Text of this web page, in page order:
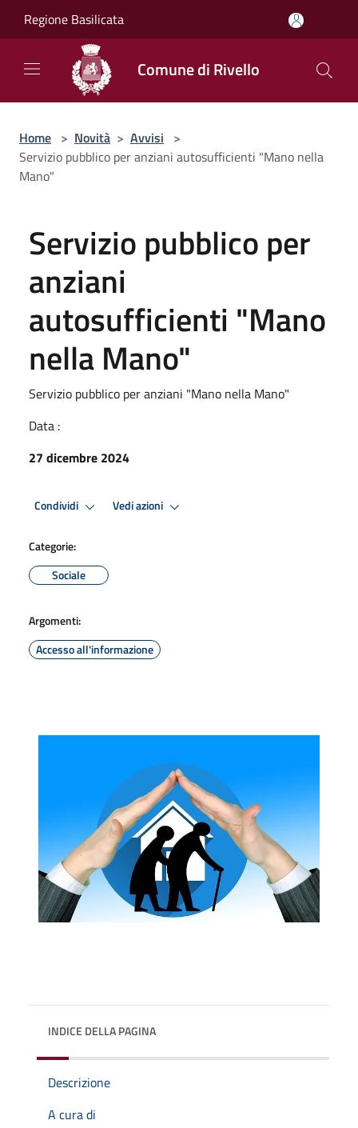
Regione Basilicata
Comune di Rivello
Home > Novità > Avvisi >
Servizio pubblico per anziani autosufficienti "Mano nella
Mano"
Servizio pubblico per
anziani
autosufficienti "Mano
nella Mano"
Servizio pubblico per anziani "Mano nella Mano"
Data :
27 dicembre 2024
Condividi Vedi azioni
Categorie:
Sociale
Argomenti:
Accesso all'informazione
INDICE DELLA PAGINA
Descrizione
A cura di